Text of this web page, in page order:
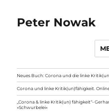
Peter Nowak
Neues Buch: Corona und die linke
Corona und linke Kritik(un)fähigkeit.
„Corona & linke Kritik(un) fähigkeit“-
»Schwurbelei«